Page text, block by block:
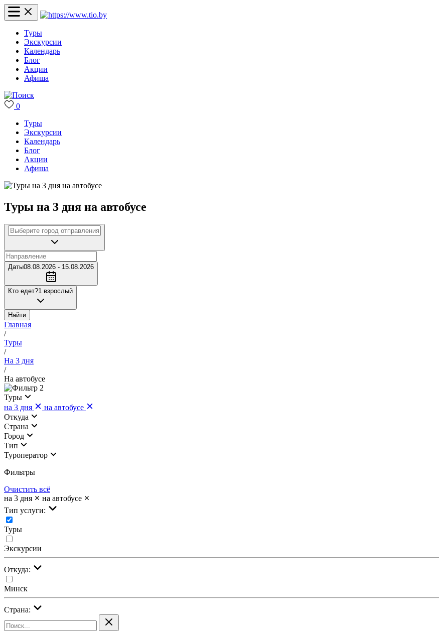
Туры
Экскурсии
Календарь
Блог
Акции
Афиша
0
Туры
Экскурсии
Календарь
Блог
Акции
Афиша
Туры на 3 дня на автобусе
Даты08.08.2026 - 15.08.2026
Кто едет?1 взрослый
Найти
Главная
/
Туры
/
На 3 дня
/
На автобусе
2
Туры
на 3 дня
на автобусе
Откуда
Страна
Город
Тип
Туроператор
Фильтры
Очистить всё
на 3 дня
на автобусе
Тип услуги:
Туры
Экскурсии
Откуда:
Минск
Страна: